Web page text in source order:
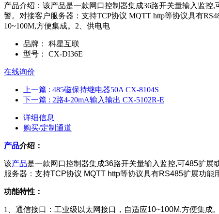
产品介绍：该产品是一款网口控制器集成36路开关量输入监
警。对接客户服务器：支持TCP协议 MQTT http等协议具有
10~100M,方便集成。2、供电电
品牌：
科星互联
型号：
CX-DI36E
在线询价
上一篇 : 485磁保持继电器50A CX-8104S
下一篇 : 2路4-20mA输入输出 CX-5102R-E
详细信息
购买/定制通道
产品介绍：
该产品是一款网口控制器集成36路开关量输入监控,可485扩展
服务器：支持TCP协议 MQTT http等协议具有RS485扩展功能
功能特性：
1、通信接口： 工业级以太网接口，自适应10~100M,方便集成。